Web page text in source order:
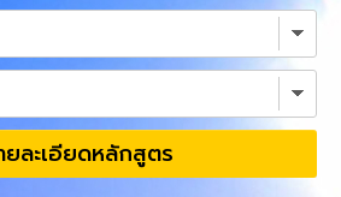
ยละเอียดหลักสูตร